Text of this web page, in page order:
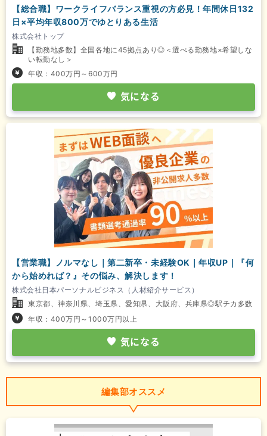
【総合職】ワークライフバランス重視の方必見！年間休日132
日×平均年収800万でゆとりある生活
株式会社トップ
【勤務地多数】全国各地に45拠点あり◎＜選べる勤務地×希望しな
い転勤なし＞
年収：400万円～600万円
気になる
【営業職】ノルマなし｜第二新卒・未経験OK｜年収UP｜『何
から始めれば？』その悩み、解決します！
株式会社日本パーソナルビジネス（人材紹介サービス）
東京都、神奈川県、埼玉県、愛知県、大阪府、兵庫県◎駅チカ多数
年収：400万円～1000万円以上
気になる
編集部オススメ